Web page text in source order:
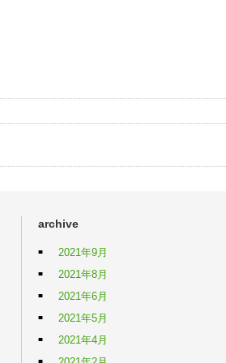
archive
2021年9月
2021年8月
2021年6月
2021年5月
2021年4月